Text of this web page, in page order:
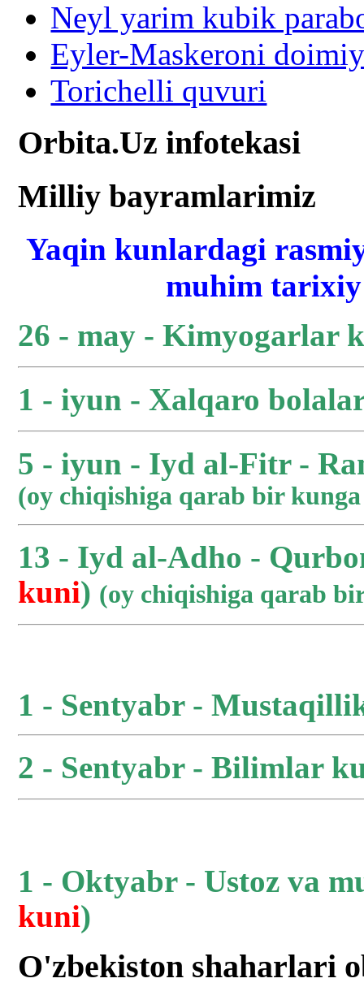
Neyl yarim kubik
Eyler-Maskeroni
Torichelli quvuri
Orbita.Uz infotekasi
Milliy bayramlarimiz
Yaqin kunlardagi
muhim
26 - may - Kimyogarlar
1 - iyun - Xalqaro
5 - iyun - Iyd al-Fitr -
(oy chiqishiga qarab bir
13 - Iyd al-Adho -
kuni) (oy chiqishiga qarab
1 - Sentyabr -
2 - Sentyabr - Bilimlar
1 - Oktyabr - Ustoz va
kuni)
O'zbekiston shaharlari